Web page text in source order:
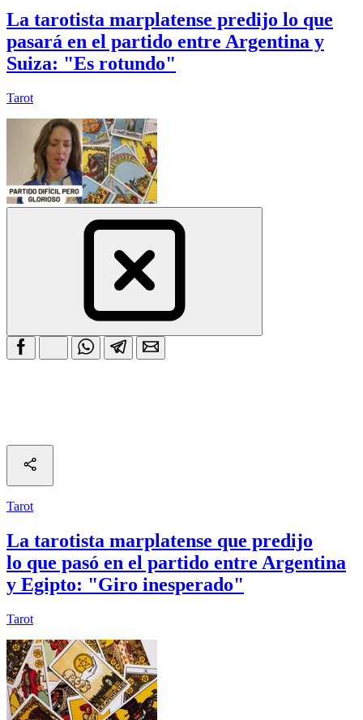
La tarotista marplatense predijo lo que
pasará en el partido entre Argentina y
Suiza: "Es rotundo"
Tarot
Tarot
La tarotista marplatense que predijo
lo que pasó en el partido entre Argentina
y Egipto: "Giro inesperado"
Tarot